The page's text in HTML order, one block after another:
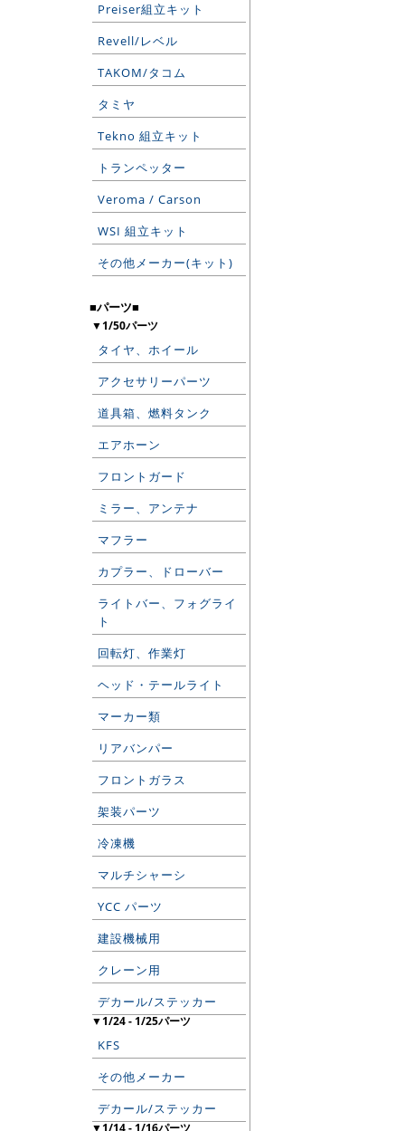
Preiser組立キット
Revell/レベル
TAKOM/タコム
タミヤ
Tekno 組立キット
トランペッター
Veroma / Carson
WSI 組立キット
その他メーカー(キット)
■パーツ■
▼1/50パーツ
タイヤ、ホイール
アクセサリーパーツ
道具箱、燃料タンク
エアホーン
フロントガード
ミラー、アンテナ
マフラー
カプラー、ドローバー
ライトバー、フォグライ
ト
回転灯、作業灯
ヘッド・テールライト
マーカー類
リアバンパー
フロントガラス
架装パーツ
冷凍機
マルチシャーシ
YCC パーツ
建設機械用
クレーン用
デカール/ステッカー
▼1/24 - 1/25パーツ
KFS
その他メーカー
デカール/ステッカー
▼1/14 - 1/16パーツ